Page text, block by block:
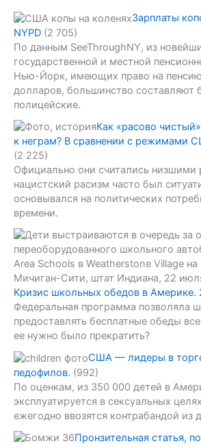
Зарплаты
NYPD (2 705)
По данным SeeThroughNY, из
государственной и местной
Нью-Йорк, имеющих право на
долларов, большинство составляют
полицейские.
Как «расово
к неграм? В сравнении с режимами
(2 225)
Официально они считались низшими
нацистский расизм часто был
основывался на политических
времени.
Кризис школьных обедов в Америке.
Федеральная программа позволяла
предоставлять бесплатные обеды
ее нужно было прекратить?
США — лидеры в
педофилов. (992)
По оценкам, из 350 000 детей в
эксплуатируется в сексуальных
ежегодно ввозятся контрабандой из
Пронзительная статья,